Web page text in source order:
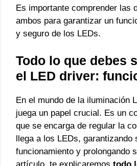
Es importante comprender las
ambos para garantizar un
y seguro de los LEDs.
Todo lo que debes
el LED driver:
En el mundo de la iluminación
juega un papel crucial. Es un
que se encarga de regular la
llega a los LEDs, garantizando
funcionamiento y prolongando